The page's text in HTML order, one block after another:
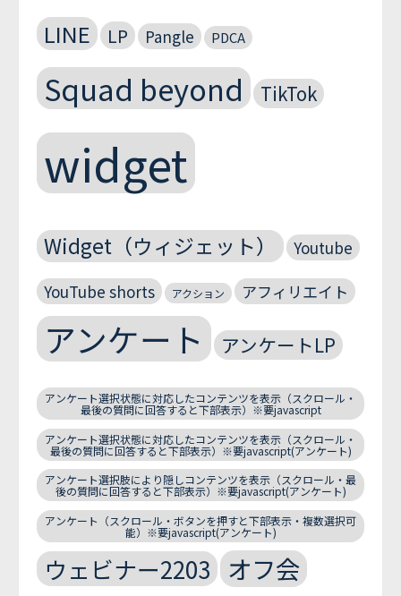
LINE LP Pangle PDCA
Squad beyond TikTok
widget
Widget（ウィジェット）
Youtube
YouTube shorts
アクション アフィリエイト
アンケート アンケートLP
アンケート選択状態に対応したコンテンツを表示（スクロール・
最後の質問に回答すると下部表示）※要javascript
アンケート選択状態に対応したコンテンツを表示（スクロール・
最後の質問に回答すると下部表示）※要javascript(アンケート)
アンケート選択肢により隠しコンテンツを表示（スクロール・最
後の質問に回答すると下部表示）※要javascript(アンケート)
アンケート（スクロール・ボタンを押すと下部表示・複数選択可
能）※要javascript(アンケート)
ウェビナー2203 オフ会